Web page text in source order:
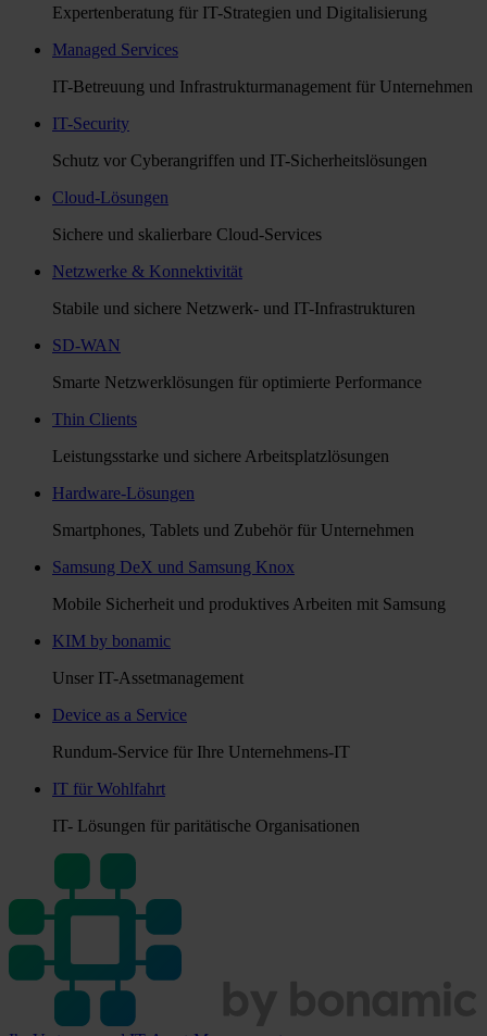
Expertenberatung für IT-Strategien und Digitalisierung
Managed Services
IT-Betreuung und Infrastrukturmanagement für Unternehmen
IT-Security
Schutz vor Cyberangriffen und IT-Sicherheitslösungen
Cloud-Lösungen
Sichere und skalierbare Cloud-Services
Netzwerke & Konnektivität
Stabile und sichere Netzwerk- und IT-Infrastrukturen
SD-WAN
Smarte Netzwerklösungen für optimierte Performance
Thin Clients
Leistungsstarke und sichere Arbeitsplatzlösungen
Hardware-Lösungen
Smartphones, Tablets und Zubehör für Unternehmen
Samsung DeX und Samsung Knox
Mobile Sicherheit und produktives Arbeiten mit Samsung
KIM by bonamic
Unser IT-Assetmanagement
Device as a Service
Rundum-Service für Ihre Unternehmens-IT
IT für Wohlfahrt
IT- Lösungen für paritätische Organisationen